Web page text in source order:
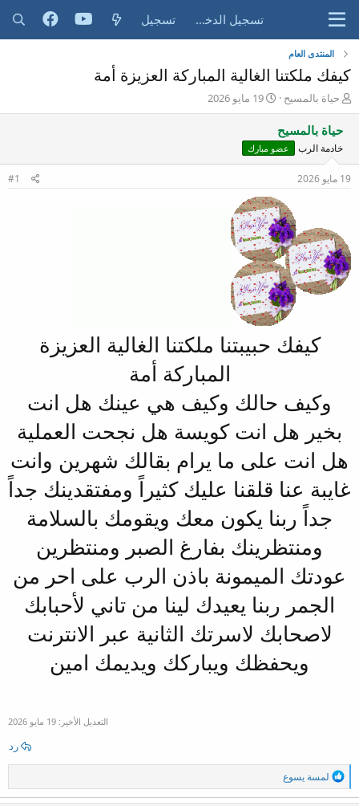
تسجيل الدخول تسجيل
المنتدى العام
كيفك ملكتنا الغالية المباركة العزيزة أمة
ب
ا
د
ئ
ا
ل
م
ع
حياة بالمسيح
ت
ا
ي
خ
ا
ب
د
ء
19 مايو 2026
حياة بالمسيح
خادمة الرب عضو مبارك
19 مايو 2026 #1
كيفك حبيبتنا ملكتنا الغالية العزيزة
المباركة أمة
وكيف حالك وكيف هي عينك هل انت
بخير هل انت كويسة هل نجحت العملية
هل انت على ما يرام بقالك شهرين وانت
غايبة عنا قلقنا عليك كثيراً ومفتقدينك جداً
جداً ربنا يكون معك ويقومك بالسلامة
ومنتظرينك بفارغ الصبر ومنتظرين
عودتك الميمونة باذن الرب على احر من
الجمر ربنا يعيدك لينا من تاني لأحبابك
لاصحابك لاسرتك الثانية عبر الانترنت
ويحفظك ويباركك ويديمك امين
التعديل الأخير: 19 مايو 2026
رد
ا
ل
ت
لمسة يسوع